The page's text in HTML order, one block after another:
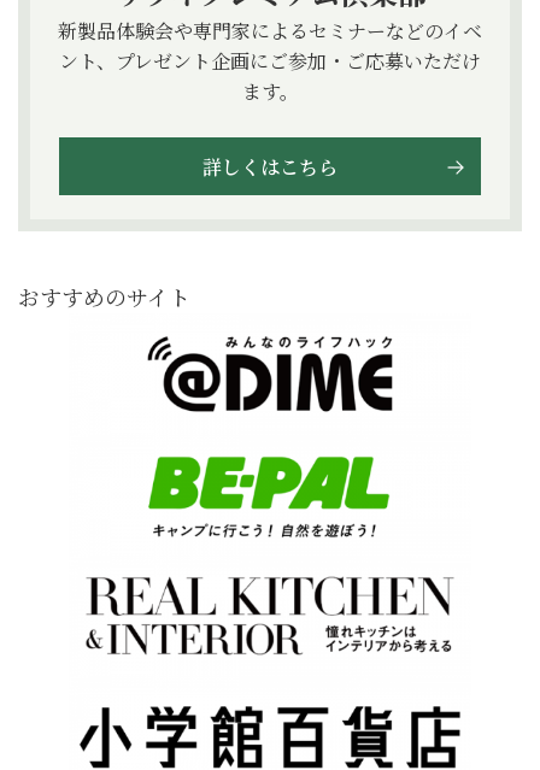
新製品体験会や専門家によるセミナーなどのイベ
ント、プレゼント企画にご参加・ご応募いただけ
ます。
詳しくはこちら
おすすめのサイト